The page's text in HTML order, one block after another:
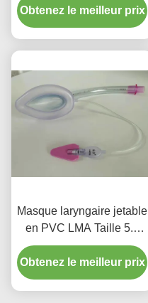
pour nourrissons et
enfants
Obtenez le meilleur prix
Masque laryngaire jetable
en PVC LMA Taille 5.0
Intubation avec barre
pour usage adulte
Obtenez le meilleur prix